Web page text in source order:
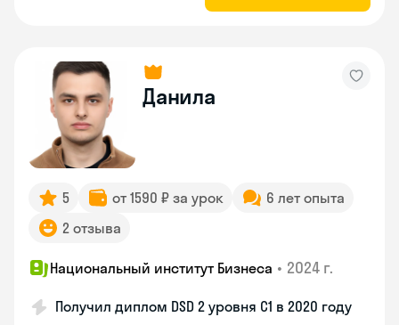
Данила
5 от 1590 ₽ за урок
6 лет опыта
2 отзыва
Национальный институт Бизнеса • 2024 г.
Получил диплом DSD 2 уровня С1 в 2020 году